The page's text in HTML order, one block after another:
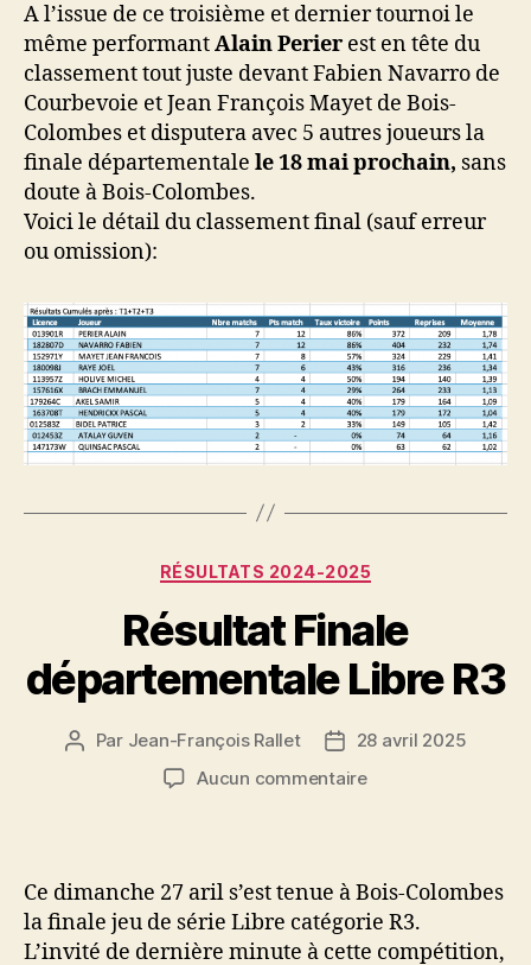
A l’issue de ce troisième et dernier tournoi le
même performantAlain Perier est en tête du
classement tout juste devant Fabien Navarro de
Courbevoie et Jean François Mayet de Bois-
Colombes et disputera avec 5 autres joueurs la
finale départementale le 18 mai prochain, sans
doute à Bois-Colombes.
Voici le détail du classement final (sauf erreur
ou omission):
Catégories
RÉSULTATS 2024-2025
Résultat Finale
départementale Libre R3
Auteur
Par Jean-François Rallet
Date
de
28 avril 2025
Aucun commentairesur
Libre
R3
Ce dimanche 27 aril s’est tenue à Bois-Colombes
la finale jeu de série Libre catégorie R3.
L’invité de dernière minute à cette compétition,